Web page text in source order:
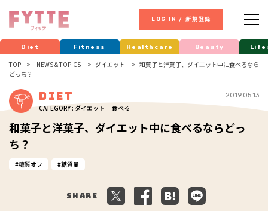
LOG IN / 新規登録
Diet Fitness Healthcare Beauty
TOP NEWS & TOPICS ダイエット
和菓子と洋菓子、ダイエット中に食べるなら
どっち？
Diet
CATEGORY : ダイエット ｜食べる
2019.05.13
和菓子と洋菓子、ダイエット中に食べるならどっ
ち？
糖質オフ 糖質量
Share